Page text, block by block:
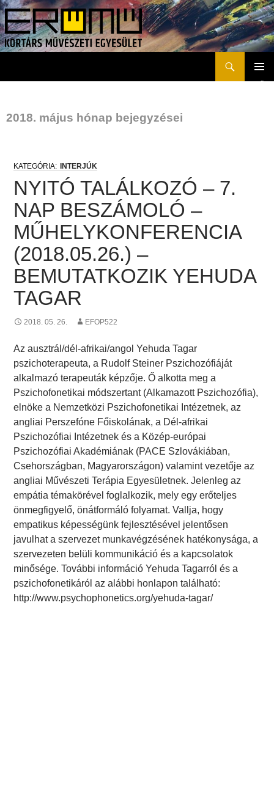
2018. május hónap bejegyzései
INTERJÚK
NYITÓ TALÁLKOZÓ – 7.
NAP BESZÁMOLÓ –
MŰHELYKONFERENCIA
(2018.05.26.) –
BEMUTATKOZIK YEHUDA
TAGAR
2018. 05. 26. EFOP522
Az ausztrál/dél-afrikai/angol Yehuda Tagar
pszichoterapeuta, a Rudolf Steiner Pszichozófiáját
alkalmazó terapeuták képzője. Ő alkotta meg a
Pszichofonetikai módszertant (Alkamazott Pszichozófia),
elnöke a Nemzetközi Pszichofonetikai Intézetnek, az
angliai Perszefóne Főiskolának, a Dél-afrikai
Pszichozófiai Intézetnek és a Közép-európai
Pszichozófiai Akadémiának (PACE Szlovákiában,
Csehországban, Magyarországon) valamint vezetője az
angliai Művészeti Terápia Egyesületnek. Jelenleg az
empátia témakörével foglalkozik, mely egy erőteljes
önmegfigyelő, önátformáló folyamat. Vallja, hogy
empatikus képességünk fejlesztésével jelentősen
javulhat a szervezet munkavégzésének hatékonysága, a
szervezeten belüli kommunikáció és a kapcsolatok
minősége. További információ Yehuda Tagarról és a
pszichofonetikáról az alábbi honlapon található:
http://www.psychophonetics.org/yehuda-tagar/